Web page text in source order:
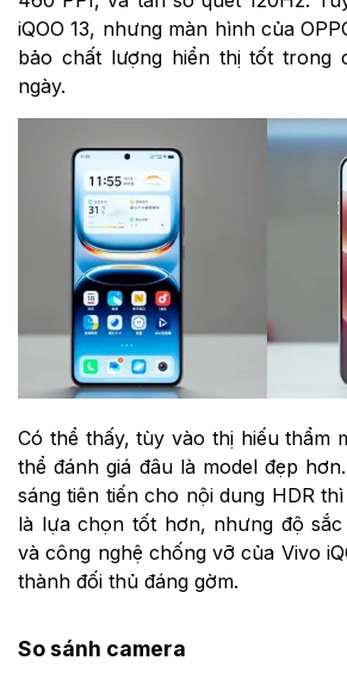
iQOO 13, nhưng màn hình của
bảo chất lượng hiển thị tốt trong
ngày.
Có thể thấy, tùy vào thị hiếu thẩm
thể đánh giá đâu là model đẹp
sáng tiên tiến cho nội dung HDR
là lựa chọn tốt hơn, nhưng độ
và công nghệ chống vỡ của Vivo
thành đối thủ đáng gờm.
So sánh camera